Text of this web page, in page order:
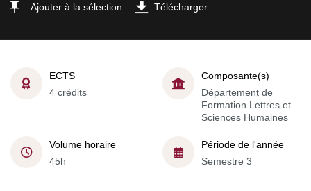
Ajouter à la sélection Télécharger
ECTS
4 crédits
Composante(s)
Département de
Formation Lettres et
Sciences Humaines
Volume horaire
45h
Période de l'année
Semestre 3